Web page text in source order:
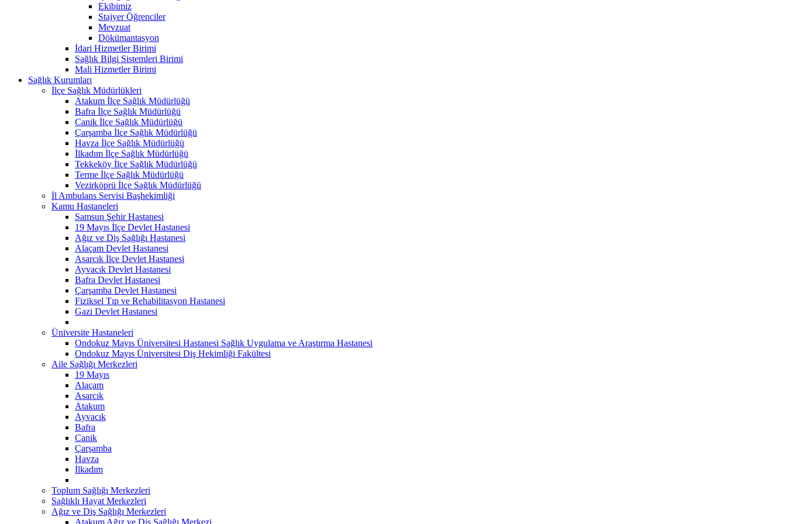
Ekibimiz
Stajyer Öğrenciler
Mevzuat
Dökümantasyon
İdari Hizmetler Birimi
Sağlık Bilgi Sistemleri Birimi
Mali Hizmetler Birimi
Sağlık Kurumları
İlçe Sağlık Müdürlükleri
Atakum İlçe Sağlık Müdürlüğü
Bafra İlçe Sağlık Müdürlüğü
Canik İlçe Sağlık Müdürlüğü
Çarşamba İlçe Sağlık Müdürlüğü
Havza İlçe Sağlık Müdürlüğü
İlkadım İlçe Sağlık Müdürlüğü
Tekkeköy İlçe Sağlık Müdürlüğü
Terme İlçe Sağlık Müdürlüğü
Vezirköprü İlçe Sağlık Müdürlüğü
İl Ambulans Servisi Başhekimliği
Kamu Hastaneleri
Samsun Şehir Hastanesi
19 Mayıs İlçe Devlet Hastanesi
Ağız ve Diş Sağlığı Hastanesi
Alaçam Devlet Hastanesi
Asarcık İlçe Devlet Hastanesi
Ayvacık Devlet Hastanesi
Bafra Devlet Hastanesi
Çarşamba Devlet Hastanesi
Fiziksel Tıp ve Rehabilitasyon Hastanesi
Gazi Devlet Hastanesi
Üniversite Hastaneleri
Ondokuz Mayıs Üniversitesi Hastanesi Sağlık Uygulama ve Araştırma Hastanesi
Ondokuz Mayıs Üniversitesi Diş Hekimliği Fakültesi
Aile Sağlığı Merkezleri
19 Mayıs
Alaçam
Asarcık
Atakum
Ayvacık
Bafra
Canik
Çarşamba
Havza
İlkadım
Toplum Sağlığı Merkezleri
Sağlıklı Hayat Merkezleri
Ağız ve Diş Sağlığı Merkezleri
Atakum Ağız ve Diş Sağlığı Merkezi